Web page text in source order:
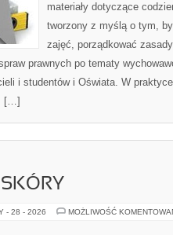
materiały dotyczące
tworzony z myślą o tym,
zajęć, porządkować
prawnych po tematy
i studentów i Oświata. W
[…]
- 28 - 2026 MOŻLIWOŚĆ